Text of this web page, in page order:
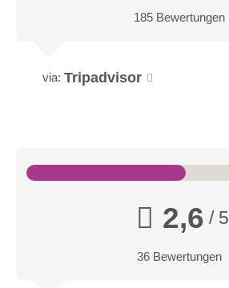
185 Bewertungen
via: Tripadvisor
2,6 / 5
36 Bewertungen